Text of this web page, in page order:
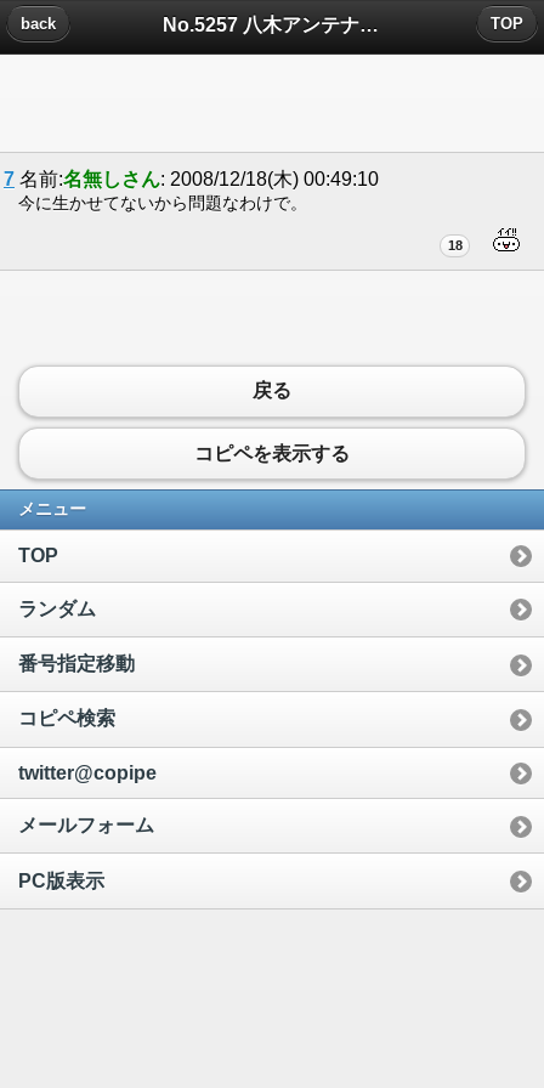
No.5257 八木アンテナについたコメント
back TOP
7 名前:名無しさん: 2008/12/18(木) 00:49:10
今に生かせてないから問題なわけで。
18
戻る
コピペを表示する
メニュー
TOP
ランダム
番号指定移動
コピペ検索
twitter@copipe
メールフォーム
PC版表示